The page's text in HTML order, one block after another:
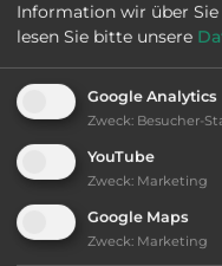
St. Benedikt-Kirche.
Ausstattung:
AB-Abfahrt
Information wir über Sie
lesen Sie bitte unsere
Google Analytics
Zweck: Besucher-
YouTube
Zweck: Marketing
Google Maps
Zweck: Marketing